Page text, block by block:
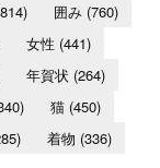
囲み (760)
女性 (441)
年賀状 (264)
猫(450)
着物 (336)